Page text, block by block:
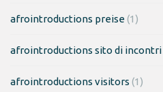
afrointroductions preise(1)
afrointroductions sito di incontri
afrointroductions visitors (1)